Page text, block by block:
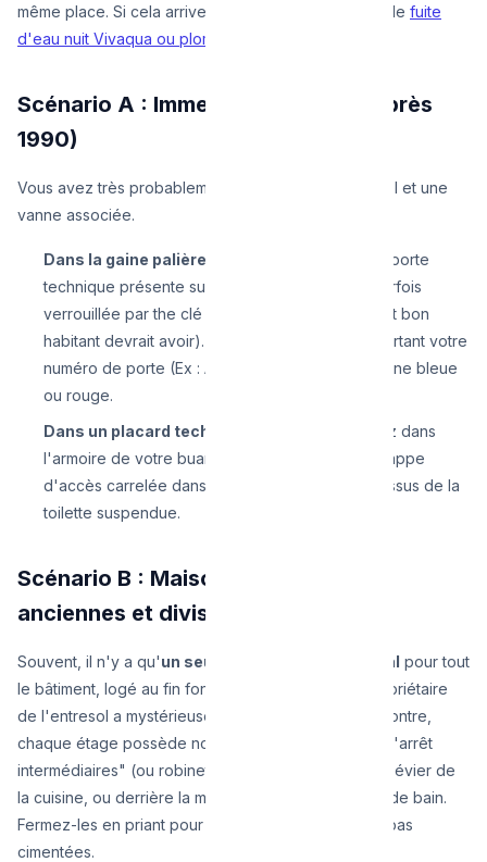
même place. Si cela arrive tard, consultez notre guide fuite
d'eau nuit Vivaqua ou plombier
Scénario A : Immeubles récents (Après
1990)
Vous avez très probablement un compteur individuel et une
vanne associée.
Dans la gaine palière :
Ouvrez discrètement la porte
technique présente sur votre palier commun (parfois
verrouillée par the clé en croix standard que tout bon
habitant devrait avoir). Cherchez le compteur portant votre
numéro de porte (Ex : Appt 4B) et tournez la vanne bleue
ou rouge.
Dans un placard technique interne :
Regardez dans
l'armoire de votre buanderie, ou derrière une trappe
d'accès carrelée dans la salle de bain ou au-dessus de la
toilette suspendue.
Scénario B : Maisons de rapport
anciennes et divisées
Souvent, il n'y a qu'un seul gros compteur général pour tout
le bâtiment, logé au fin fond de la cave (dont le propriétaire
de l'entresol a mystérieusement égaré la clé). Par contre,
chaque étage possède normalement des "vannes d'arrêt
intermédiaires" (ou robinets d'arrêt) cachées sous l'évier de
la cuisine, ou derrière la machine à laver de la salle de bain.
Fermez-les en priant pour que le calcaire ne les ait pas
cimentées.